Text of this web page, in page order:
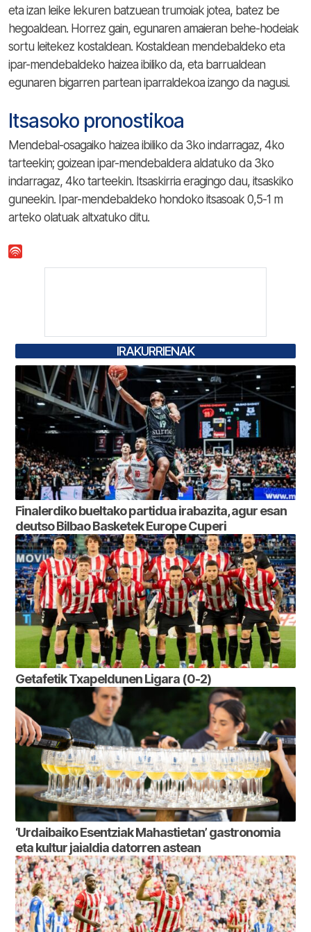
eta izan leike lekuren batzuean trumoiak jotea, batez be
hegoaldean. Horrez gain, egunaren amaieran behe-hodeiak
sortu leitekez kostaldean. Kostaldean mendebaldeko eta
ipar-mendebaldeko haizea ibiliko da, eta barrualdean
egunaren bigarren partean iparraldekoa izango da nagusi.
Itsasoko pronostikoa
Mendebal-osagaiko haizea ibiliko da 3ko indarragaz, 4ko
tarteekin; goizean ipar-mendebaldera aldatuko da 3ko
indarragaz, 4ko tarteekin. Itsaskirria eragingo dau, itsaskiko
guneekin. Ipar-mendebaldeko hondoko itsasoak 0,5-1 m
arteko olatuak altxatuko ditu.
IRAKURRIENAK
Finalerdiko bueltako partidua irabazita, agur esan
deutso Bilbao Basketek Europe Cuperi
Getafetik Txapeldunen Ligara (0-2)
‘Urdaibaiko Esentziak Mahastietan’ gastronomia
eta kultur jaialdia datorren astean